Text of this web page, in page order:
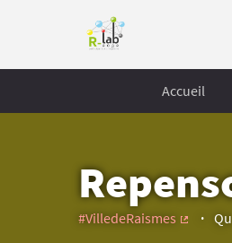
Accueil
#VilledeRaismes
(Lien